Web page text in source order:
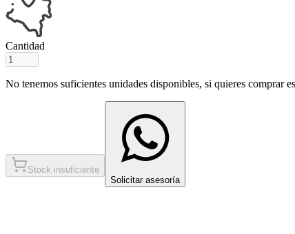
Cantidad
No tenemos suficientes unidades disponibles, si quieres comprar
Stock insuficiente
Solicitar asesoría